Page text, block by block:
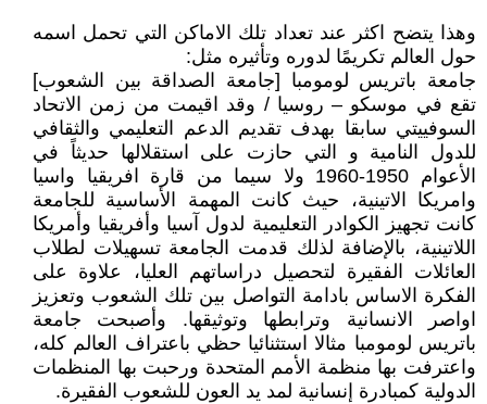
وهذا يتضح اكثر عند تعداد تلك الاماكن التي تحمل اسمه
حول العالم تكريمًا لدوره وتأثيره مثل:
جامعة باتريس لومومبا [جامعة الصداقة بين الشعوب]
تقع في موسكو – روسيا / وقد اقيمت من زمن الاتحاد
السوفييتي سابقا بهدف تقديم الدعم التعليمي والثقافي
للدول النامية و التي حازت على استقلالها حديثاً في
الأعوام 1950-1960 ولا سيما من قارة افريقيا واسيا
وامريكا الاتينية، حيث كانت المهمة الأساسية للجامعة
كانت تجهيز الكوادر التعليمية لدول آسيا وأفريقيا وأمريكا
اللاتينية، بالإضافة لذلك قدمت الجامعة تسهيلات لطلاب
العائلات الفقيرة لتحصيل دراساتهم العليا، علاوة على
الفكرة الاساس بادامة التواصل بين تلك الشعوب وتعزيز
اواصر الانسانية وترابطها وتوثيقها. وأصبحت جامعة
باتريس لومومبا مثالا استثنائيا حظي باعتراف العالم كله،
واعترفت بها منظمة الأمم المتحدة ورحبت بها المنظمات
الدولية كمبادرة إنسانية لمد يد العون للشعوب الفقيرة.